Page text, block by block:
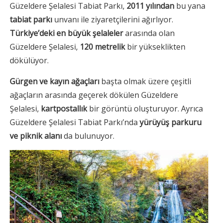
Güzeldere Şelalesi Tabiat Parkı, 2011 yılından bu yana
tabiat parkı unvanı ile ziyaretçilerini ağırlıyor.
Türkiye’deki en büyük şelalelerarasında olan
Güzeldere Şelalesi, 120 metrelikbir yükseklikten
dökülüyor.
Gürgen ve kayın ağaçları başta olmak üzere çeşitli
ağaçların arasında geçerek dökülen Güzeldere
Şelalesi, kartpostallıkbir görüntü oluşturuyor. Ayrıca
Güzeldere Şelalesi Tabiat Parkı’nda yürüyüş parkuru
ve piknik alanıda bulunuyor.